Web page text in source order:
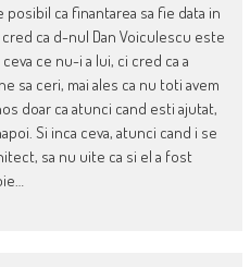
ca finantarea sa fie data in
ca d-nul Dan Voiculescu este
ce nu-i a lui, ci cred ca a
sa ceri, mai ales ca nu toti avem
doar ca atunci cand esti ajutat,
Si inca ceva, atunci cand i se
sa nu uite ca si el a fost